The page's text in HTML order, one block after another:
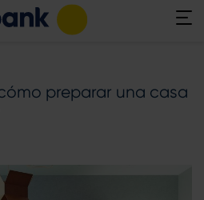
preparar una casa